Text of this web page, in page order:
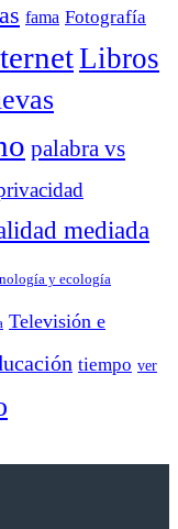
fama Fotografía
Libros
palabra vs
mediada
y ecología
Televisión e
tiempo ver